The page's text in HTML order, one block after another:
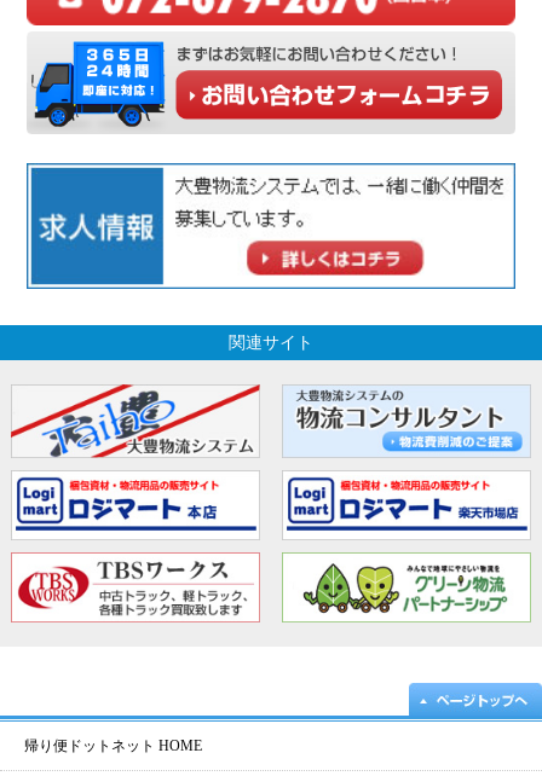
関連サイト
帰り便ドットネット HOME